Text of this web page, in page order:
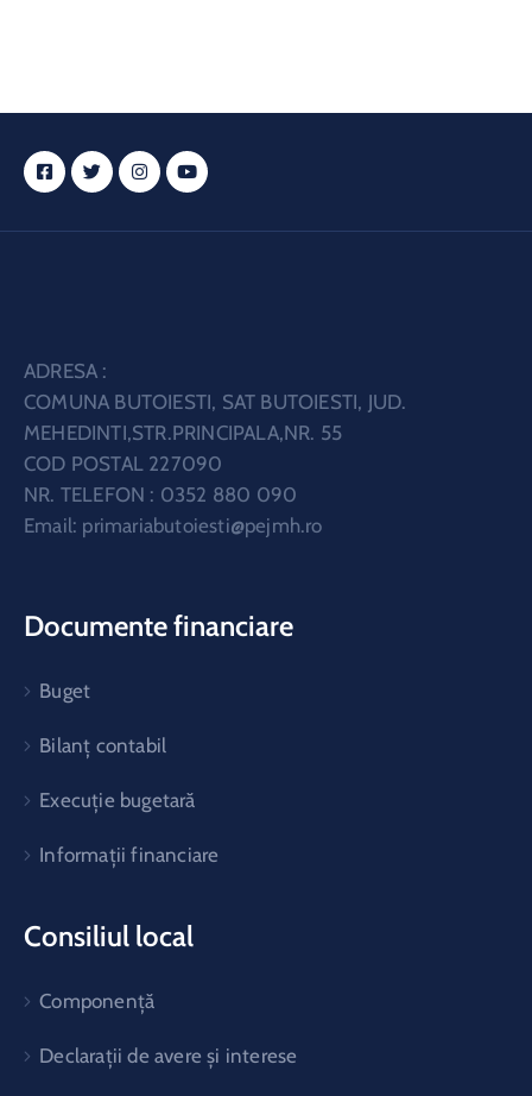
ADRESA :
COMUNA BUTOIESTI, SAT BUTOIESTI, JUD.
MEHEDINTI,STR.PRINCIPALA,NR. 55
COD POSTAL 227090
NR. TELEFON : 0352 880 090
Email: primariabutoiesti@pejmh.ro
Documente financiare
Buget
Bilanț contabil
Execuție bugetară
Informații financiare
Consiliul local
Componență
Declarații de avere și interese